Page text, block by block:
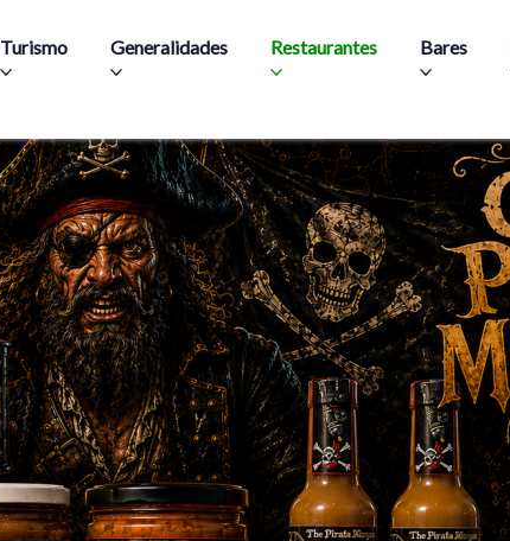
Turismo Generalidades Restaurantes Bares